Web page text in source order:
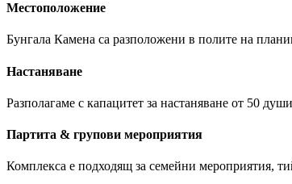
Местоположение
Бунгала Камена са разположени в полите на
Настаняване
Разполагаме с капацитет за настаняване от 50
Партита & групови мероприятия
Комплекса е подходящ за семейни мероприятия,